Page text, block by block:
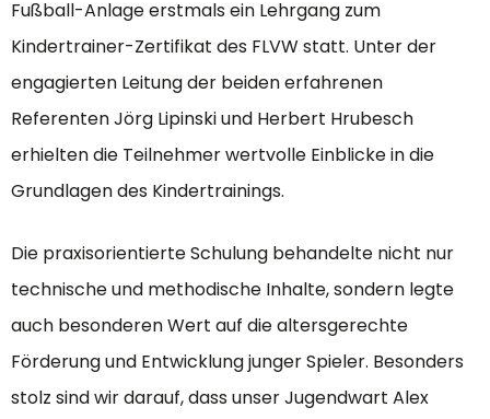
Fußball-Anlage erstmals ein Lehrgang zum
Kindertrainer-Zertifikat des FLVW statt. Unter der
engagierten Leitung der beiden erfahrenen
Referenten Jörg Lipinski und Herbert Hrubesch
erhielten die Teilnehmer wertvolle Einblicke in die
Grundlagen des Kindertrainings.
Die praxisorientierte Schulung behandelte nicht nur
technische und methodische Inhalte, sondern legte
auch besonderen Wert auf die altersgerechte
Förderung und Entwicklung junger Spieler. Besonders
stolz sind wir darauf, dass unser Jugendwart Alex